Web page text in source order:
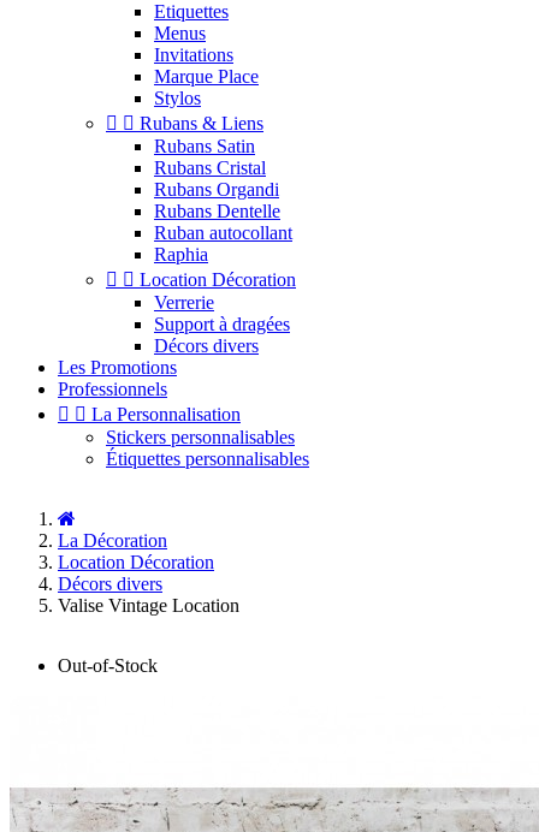
Etiquettes
Menus
Invitations
Marque Place
Stylos
  Rubans & Liens
Rubans Satin
Rubans Cristal
Rubans Organdi
Rubans Dentelle
Ruban autocollant
Raphia
  Location Décoration
Verrerie
Support à dragées
Décors divers
Les Promotions
Professionnels
  La Personnalisation
Stickers personnalisables
Étiquettes personnalisables
La Décoration
Location Décoration
Décors divers
Valise Vintage Location
Out-of-Stock